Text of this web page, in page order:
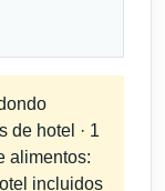
de hotel · 1
alimentos:
incluidos